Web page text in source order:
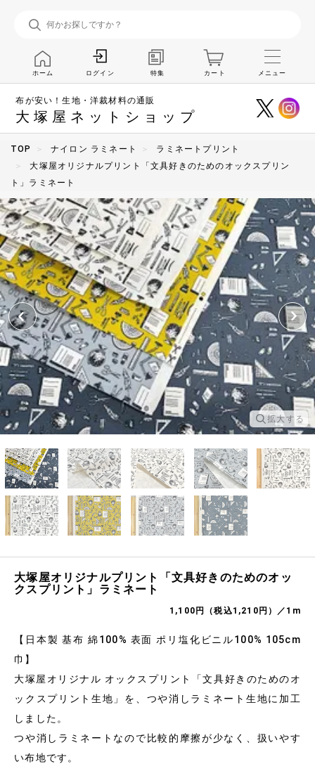
布が安い！生地・洋裁材料の通販
大塚屋ネットショップ
ホーム ログイン 特集 カート メニュー
TOP ナイロン ラミネート
ラミネートプリント
大塚屋オリジナルプリント「文具好きのためのオックスプリン
ト」ラミネート
拡大する
大塚屋オリジナルプリント「文具好きのためのオッ
クスプリント」ラミネート
1,100円（税込1,210円）／1m
【日本製 基布 綿100% 表面 ポリ塩化ビニル100% 105cm
巾】
大塚屋オリジナル オックスプリント「文具好きのためのオ
ックスプリント生地」を、つや消しラミネート生地に加工
しました。
つや消しラミネートなので比較的摩擦が少なく、扱いやす
い布地です。